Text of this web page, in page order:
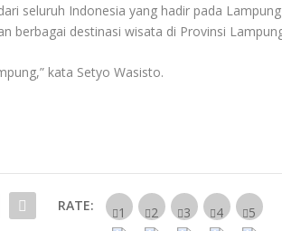
seluruh Indonesia yang hadir pada Lampung
berbagai destinasi wisata di Provinsi
kata Setyo Wasisto.
RATE: